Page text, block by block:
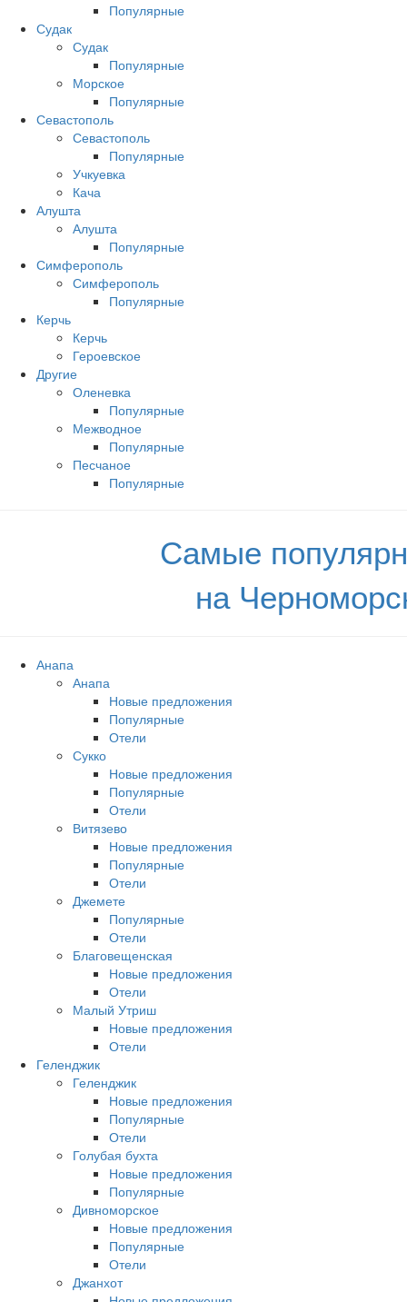
Популярные
Судак
Судак
Популярные
Морское
Популярные
Севастополь
Севастополь
Популярные
Учкуевка
Кача
Алушта
Алушта
Популярные
Симферополь
Симферополь
Популярные
Керчь
Керчь
Героевское
Другие
Оленевка
Популярные
Межводное
Популярные
Песчаное
Популярные
Самые
на
Анапа
Анапа
Новые предложения
Популярные
Отели
Сукко
Новые предложения
Популярные
Отели
Витязево
Новые предложения
Популярные
Отели
Джемете
Популярные
Отели
Благовещенская
Новые предложения
Отели
Малый Утриш
Новые предложения
Отели
Геленджик
Геленджик
Новые предложения
Популярные
Отели
Голубая бухта
Новые предложения
Популярные
Дивноморское
Новые предложения
Популярные
Отели
Джанхот